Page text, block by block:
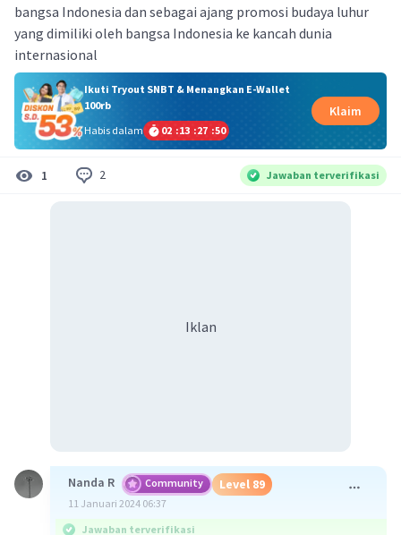
bangsa Indonesia dan sebagai ajang promosi budaya luhur
yang dimiliki oleh bangsa Indonesia ke kancah dunia
internasional
Ikuti Tryout SNBT & Menangkan E-Wallet
100rb
Habis dalam
02 :13 :27 :50
Klaim
1 2 Jawaban terverifikasi
Iklan
Nanda R Community Level 89
11 Januari 2024 06:37
Jawaban terverifikasi